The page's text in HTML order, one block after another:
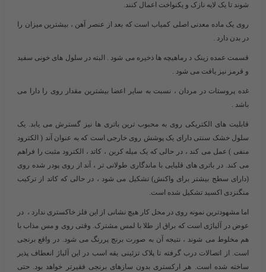
شوند تا یک لایه نازک و یکنواخت اعمال کنند.
روی یک ماده معدنی اصلی کمیاب است که بعد از عنصر آهن ، بیشترین میزان را
در بدن دارد .
قسمت عمده زینک د رماهیچه ها ذخیره می شود . البته در سلول های خونی سفید
و قرمز نیز یافت می شود .
غده پروستات در مردان ، نسبت به سایر اعضا بیشترین مقدار روی را دارا می
باشد .
قابلیت های الکتریکی روی به محبوب ترین باتری ها نیز گسترش می یابد. یک
سلول خشک سنتی دارای یک پوشش روی خارجی است که به عنوان آند ( الکترود
منفی ) عمل می کند ، در حالی که یک میله کربن ، کاتد ، الکترود مثبت را فراهم
می کند. در باتری های قلیایی با ماندگاری طولانی تر ، آند از روی پودر شده روی
(دارای سطج بیشتر برای واکنش) تشکیل می شود ، در حالی که کاتد از ترکیب
منگنزدی اکسید تشکیل شده است.
اما مشهودترین نمونه روی در محل کار هیچ نشانی از این فلز خاکستری ندارد ، در
عوض در آلیاژی است که براق از طلا با لمس مشترک. وقتی روی و مس مذاب با
هم مخلوط می شوند ، نتیجه آن به صورت برنج پررنگ می شود. در واقع برنجی
است. از اتصالات درب گرفته تا پلاک تزئینی یقه اسب در این آلیاژ انعطاف پذیر
ساخته شده است. هر ارکستری بدون سازهای برنجی فقیرتر خواهد بود. حتی